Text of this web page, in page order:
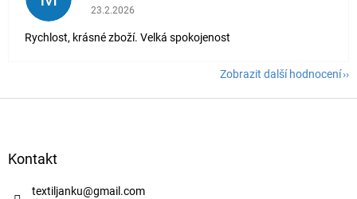
Hodnocení obchodu je 5 z 5 hvězdiček.
23.2.2026
Rychlost, krásné zboží. Velká spokojenost
Zobrazit další hodnocení
Kontakt
textiljanku@gmail.com